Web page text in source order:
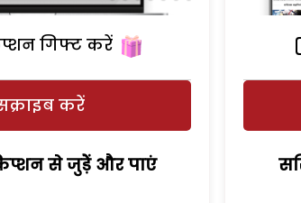
गिफ्ट करें
करें
से जुड़ेें और पाएं